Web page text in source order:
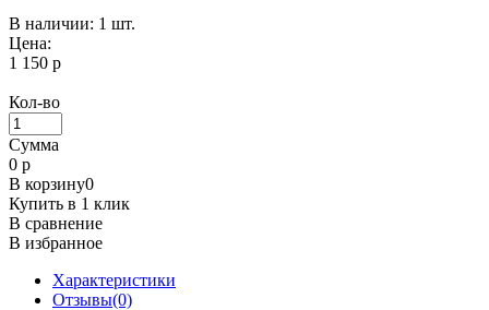
В наличии: 1 шт.
Цена:
1 150 р
Кол-во
Сумма
0 р
В корзину0
Купить в 1 клик
В сравнение
В избранное
Характеристики
Отзывы(0)